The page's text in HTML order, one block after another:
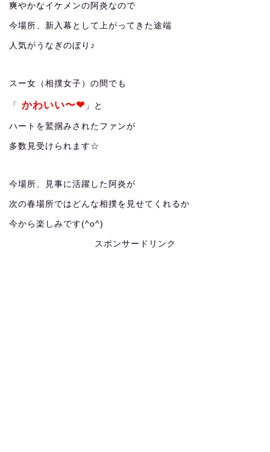
爽やかなイケメンの阿炎なので
今場所、新入幕として上がってきた途端
人気がうなぎのぼり♪
スー女（相撲女子）の間でも
「 かわいい〜❤︎ 」と
ハートを鷲掴みされたファンが
多数見受けられます☆
今場所、見事に活躍した阿炎が
次の春場所ではどんな相撲を見せてくれるか
今から楽しみです(^o^)
スポンサードリンク